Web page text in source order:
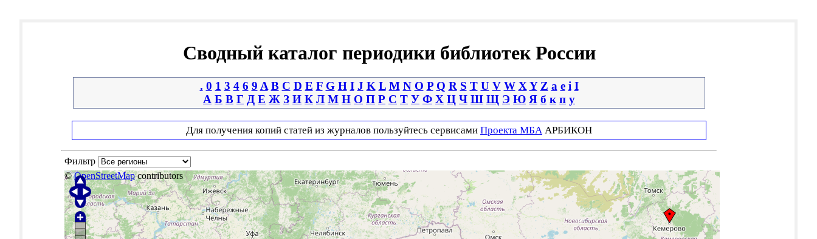
Сводный каталог периодики библиотек России
. 0 1 3 4 6 9 A B C D E F G H I J K L M N O P Q R S T U V W X Y Z a e i І
А Б В Г Д Е Ж З И К Л М Н О П Р С Т У Ф Х Ц Ч Ш Щ Э Ю Я б к п у
Для получения копий статей из журналов пользуйтесь сервисами Проекта МБА АРБИКОН
Фильтр
©OpenStreetMapcontributors